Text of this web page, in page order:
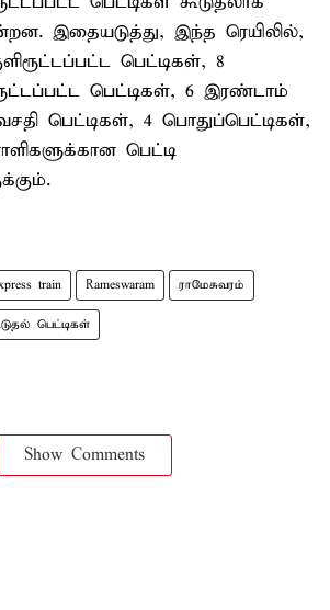
இதையடுத்து, இந்த ரெயிலில்,
பெட்டிகள், 8
பெட்டிகள், 6 இரண்டாம்
பெட்டிகள், 4 பொதுப்பெட்டிகள்,
பெட்டி
train Rameswaram ராமேசுவரம்
பெட்டிகள்
Show Comments